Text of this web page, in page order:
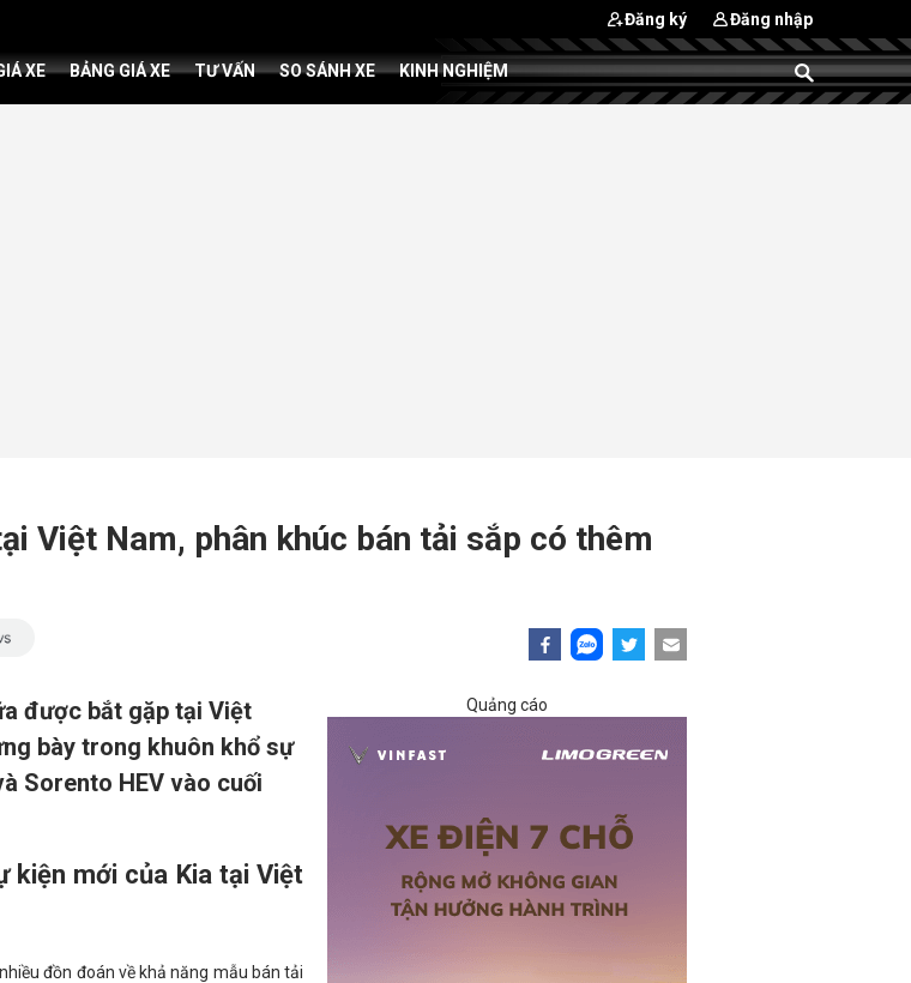
Đăng ký Đăng nhập
XE BẢNG GIÁ XE TƯ VẤN SO SÁNH XE KINH NGHIỆM
Việt Nam, phân khúc bán tải sắp có thêm
được bắt gặp tại Việt
bày trong khuôn khổ sự
Sorento HEV vào cuối
kiện mới của Kia tại Việt
đồn đoán về khả năng mẫu bán tải
Quảng cáo